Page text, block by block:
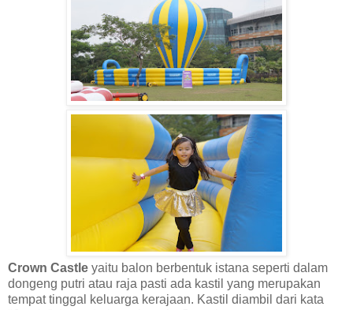
Crown Castle yaitu balon berbentuk istana seperti dalam
dongeng putri atau raja pasti ada kastil yang merupakan
tempat tinggal keluarga kerajaan. Kastil diambil dari kata